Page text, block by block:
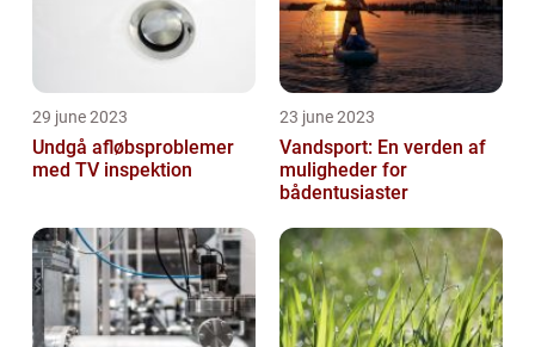
29 june 2023
Undgå afløbsproblemer
med TV inspektion
23 june 2023
Vandsport: En verden af
muligheder for
bådentusiaster